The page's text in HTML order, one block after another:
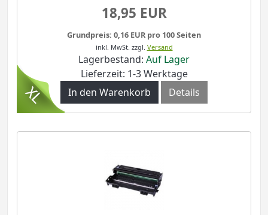
18,95 EUR
Grundpreis: 0,16 EUR pro 100 Seiten
inkl. MwSt. zzgl. Versand
Lagerbestand: Auf Lager
Lieferzeit: 1-3 Werktage
In den Warenkorb
Details